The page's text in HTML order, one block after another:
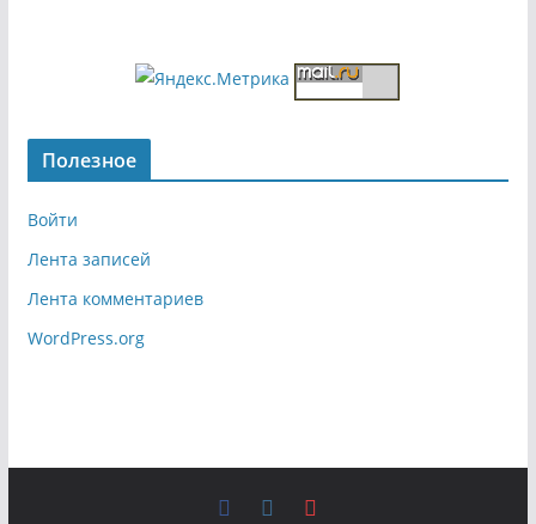
Полезное
Войти
Лента записей
Лента комментариев
WordPress.org